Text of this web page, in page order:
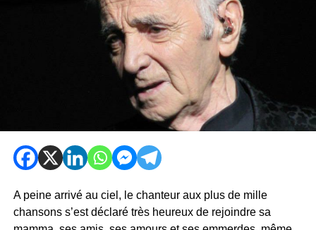
A peine arrivé au ciel, le chanteur aux plus de mille
chansons s’est déclaré très heureux de rejoindre sa